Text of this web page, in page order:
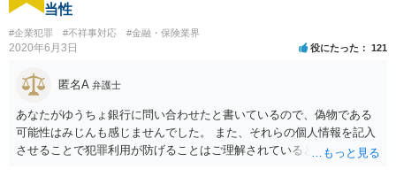
当性
#企業犯罪 #不祥事対応 #金融・保険業界
2020年6月3日 役にたった 121
匿名A 弁護士
あなたがゆうちょ銀行に問い合わせたと書いているので、偽物である
可能性はみじんも感じませんでした。 また、それらの個人情報を記入
させることで犯罪利用が防げることはご理解されているとおりです。